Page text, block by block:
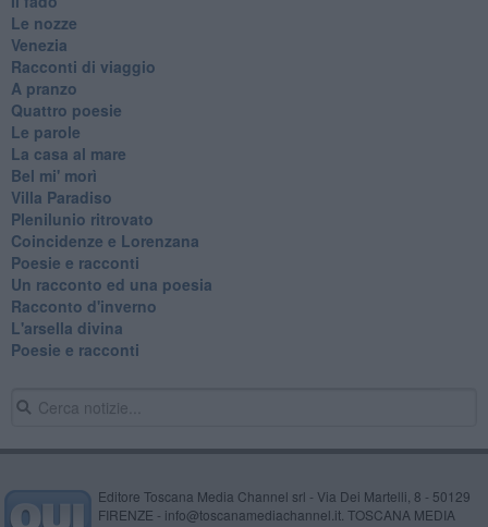
Le nozze
Venezia
Racconti di viaggio
A pranzo
Quattro poesie
Le parole
La casa al mare
Bel mi' morì
Villa Paradiso
Plenilunio ritrovato
Coincidenze e Lorenzana
Poesie e racconti
Un racconto ed una poesia
Racconto d'inverno
​L'arsella divina
Poesie e racconti
Editore Toscana Media Channel srl - Via Dei Martelli, 8 - 50129
FIRENZE - info@toscanamediachannel.it. TOSCANA MEDIA